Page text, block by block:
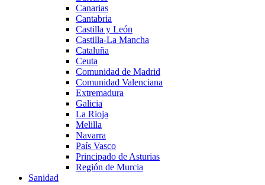
Canarias
Cantabria
Castilla y León
Castilla-La Mancha
Cataluña
Ceuta
Comunidad de Madrid
Comunidad Valenciana
Extremadura
Galicia
La Rioja
Melilla
Navarra
País Vasco
Principado de Asturias
Región de Murcia
Sanidad